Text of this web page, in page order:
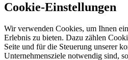
Cookie-Einstellungen
Wir verwenden Cookies, um Ihnen
Erlebnis zu bieten. Dazu zählen
Seite und für die Steuerung unserer
Unternehmensziele notwendig sind,